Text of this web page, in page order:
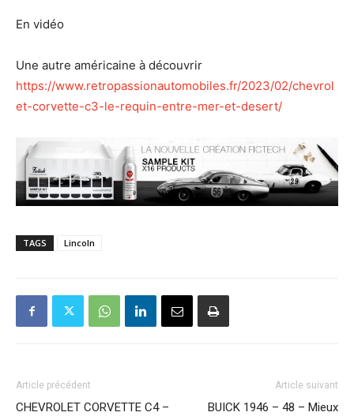
En vidéo
Une autre américaine à découvrir
https://www.retropassionautomobiles.fr/2023/02/chevrol
et-corvette-c3-le-requin-entre-mer-et-desert/
TAGS Lincoln
Article précédent
CHEVROLET CORVETTE C4 –
Article suivant
BUICK 1946 – 48 – Mieux